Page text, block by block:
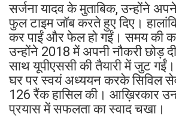
सर्जना यादव के मुताबिक, उन्होंने
फुल टाइम जॉब करते हुए दिए।
कर पाईं और फेल हो गईं। समय की
उन्होंने 2018 में अपनी नौकरी छोड़
साथ यूपीएससी की तैयारी में जुट
घर पर स्वयं अध्ययन करके सिविल
126 रैंक हासिल की। आख़िरकार
प्रयास में सफलता का स्वाद चखा।